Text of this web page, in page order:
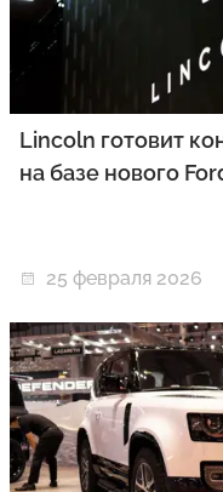
Lincoln готовит
на базе нового
25 февраля 2026